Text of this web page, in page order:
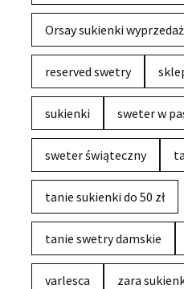
Orsay sukienki wyprzedaż
reserved swetry
sukienki sweter w
sweter świąteczny
tanie sukienki do 50 zł
tanie swetry damskie
varlesca zara